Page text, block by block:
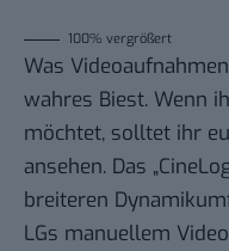
100% vergrößert
Was
wahres Biest. Wenn
möchtet, solltet ihr
ansehen. Das
breiteren
LGs manuellem